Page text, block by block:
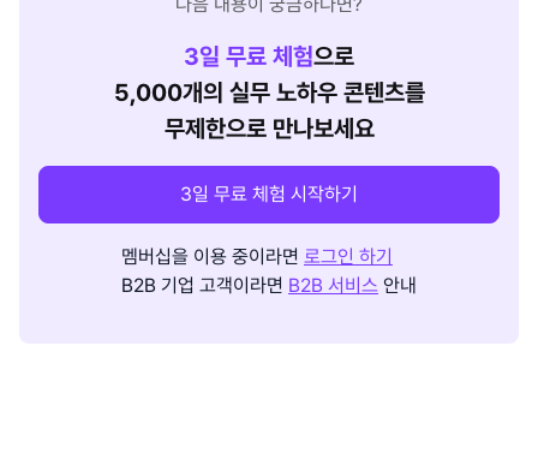
3일 무료 체험으로
5,000개의 실무 노하우 콘텐츠를
무제한으로 만나보세요
3일 무료 체험 시작하기
멤버십을 이용 중이라면 로그인 하기
B2B 기업 고객이라면 B2B 서비스 안내